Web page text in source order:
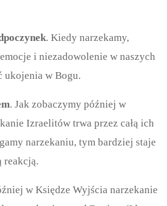
. Kiedy narzekamy,
i niezadowolenie w naszych
ukojenia w Bogu.
. Jak zobaczymy później w
Izraelitów trwa przez całą ich
narzekaniu, tym bardziej staje
reakcją.
w Księdze Wyjścia narzekanie